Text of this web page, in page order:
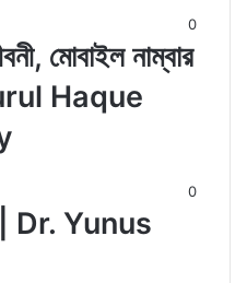
0
মোবাইল নাম্বার
Haque
0
Dr. Yunus